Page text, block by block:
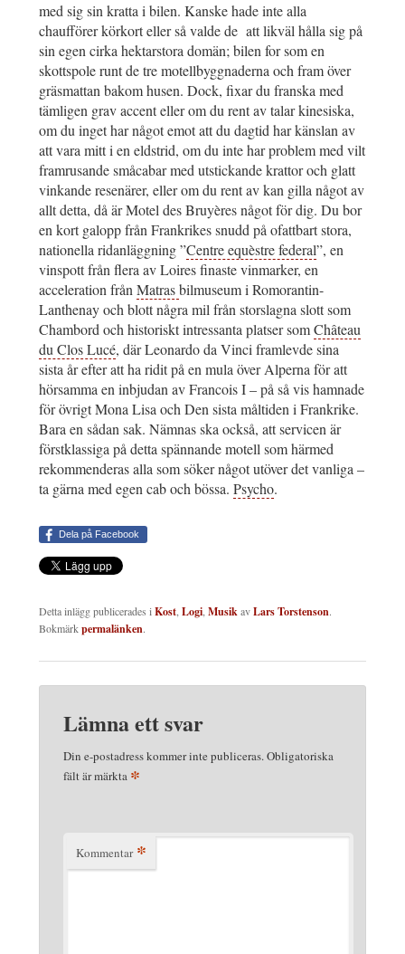
med sig sin kratta i bilen. Kanske hade inte alla
chaufförer körkort eller så valde de att likväl hålla sig på
sin egen cirka hektarstora domän; bilen for som en
skottspole runt de tre motellbyggnaderna och fram över
gräsmattan bakom husen. Dock, fixar du franska med
tämligen grav accent eller om du rent av talar kinesiska,
om du inget har något emot att du dagtid har känslan av
att vara mitt i en eldstrid, om du inte har problem med vilt
framrusande småcabar med utstickande krattor och glatt
vinkande resenärer, eller om du rent av kan gilla något av
allt detta, då är Motel des Bruyères något för dig. Du bor
en kort galopp från Frankrikes snudd på ofattbart stora,
nationella ridanläggning ”Centre equèstre federal”, en
vinspott från flera av Loires finaste vinmarker, en
acceleration frånMatrasbilmuseum i Romorantin-
Lanthenay och blott några mil från storslagna slott som
Chambord och historiskt intressanta platser somChâteau
du Clos Lucé, där Leonardo da Vinci framlevde sina
sista år efter att ha ridit på en mula över Alperna för att
hörsamma en inbjudan av Francois I – på så vis hamnade
för övrigt Mona Lisa och Den sista måltiden i Frankrike.
Bara en sådan sak. Nämnas ska också, att servicen är
förstklassiga på detta spännande motell som härmed
rekommenderas alla som söker något utöver det vanliga –
ta gärna med egen cab och bössa. Psycho.
Dela på Facebook
Detta inlägg publicerades iKost,Logi,MusikavLars Torstenson.
Bokmärkpermalänken.
Lämna ett svar
Din e-postadress kommer inte publiceras.Obligatoriska
fält är märkta *
Kommentar *